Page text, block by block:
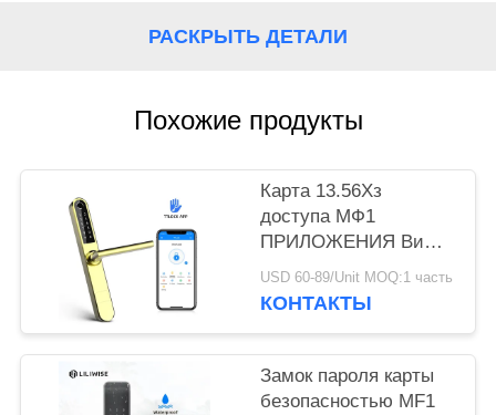
ПОЛИТИКАРАСКРЫТЬ ДЕТАЛИ
Похожие продукты
Карта 13.56Хз
доступа МФ1
ПРИЛОЖЕНИЯ ВиФи
панели электронной
ширины замков 38мм
USD 60-89/Unit MOQ:1 часть
КОНТАКТЫ
Замок пароля карты
безопасностью MF1